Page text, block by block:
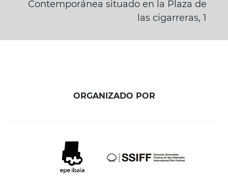
Contemporánea situado en la Plaza de
las cigarreras, 1
ORGANIZADO POR